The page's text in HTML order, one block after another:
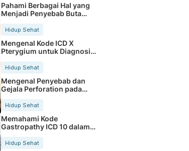
Pahami Berbagai Hal yang
Menjadi Penyebab Buta
Hidup Sehat
Mengenal Kode ICD X
Pterygium untuk Diagnosis
Hidup Sehat
Mengenal Penyebab dan
Gejala Perforation pada
Tubuh
Hidup Sehat
Memahami Kode
Gastropathy ICD 10 dalam
Rekam Medis Pasien
Hidup Sehat